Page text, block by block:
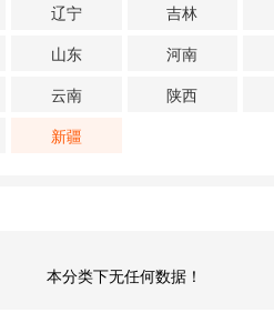
辽宁 吉林
山东 河南
云南 陕西
新疆
本分类下无任何数据！